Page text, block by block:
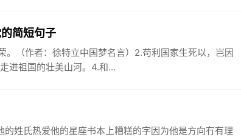
简短句子
。（作者：徐特立中国梦名言）2.苟利国家生死以，岂因
进祖国的壮美山河。4.和...
姓氏热爱他的星座书本上糟糕的字因为他是方向冇有理